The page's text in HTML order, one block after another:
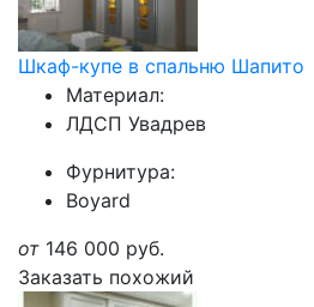
Шкаф-купе в спальню Шапито
Материал:
ЛДСП Увадрев
Фурнитура:
Boyard
от 146 000 руб.
Заказать похожий